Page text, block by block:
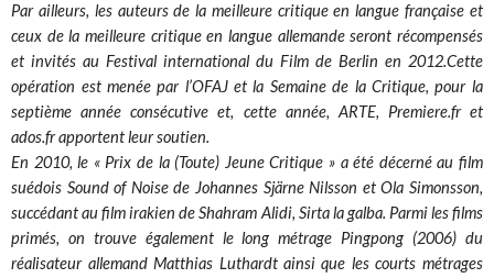
Par ailleurs, les auteurs de la meilleure critique en langue française et
ceux de la meilleure critique en langue allemande seront récompensés
et invités au Festival international du Film de Berlin en 2012.Cette
opération est menée par l’OFAJ et la Semaine de la Critique, pour la
septième année consécutive et, cette année, ARTE, Premiere.fr et
ados.fr apportent leur soutien.
En 2010, le « Prix de la (Toute) Jeune Critique » a été décerné au film
suédois Sound of Noise de Johannes Sjärne Nilsson et Ola Simonsson,
succédant au film irakien de Shahram Alidi, Sirta la galba. Parmi les films
primés, on trouve également le long métrage Pingpong (2006) du
réalisateur allemand Matthias Luthardt ainsi que les courts métrages